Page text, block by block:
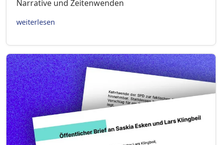
Narrative und Zeitenwenden
weiterlesen